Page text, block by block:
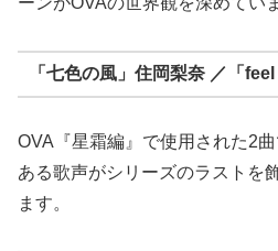
「七色の風」住岡梨奈 ／「
OVA『星霜編』で使用された2
ある歌声がシリーズのラストを
ます。